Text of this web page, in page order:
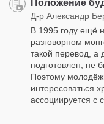
Положение
Д-р Александр
В 1995 году ещё
разговорном
такой перевод,
подготовлен, не
Поэтому
интересоваться
ассоциируется с